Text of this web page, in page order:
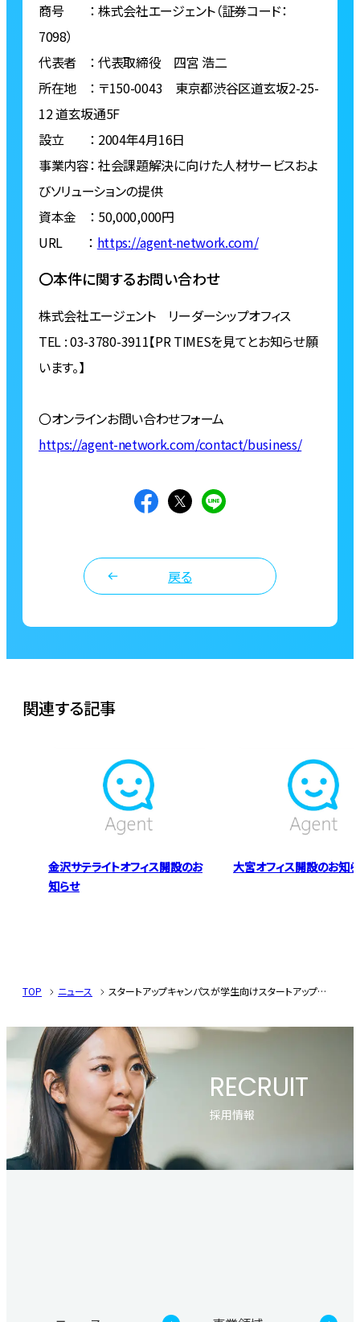
商号 ： 株式会社エージェント（証券コード：
7098）
代表者 ： 代表取締役 四宮 浩二
所在地 ： 〒150-0043 東京都渋⾕区道玄坂2-25-
12 道玄坂通5F
設立 ： 2004年4月16日
事業内容： 社会課題解決に向けた人材サービスおよ
びソリューションの提供
資本金 ： 50,000,000円
URL ： https://agent-network.com/
〇本件に関するお問い合わせ
株式会社エージェント リーダーシップオフィス
TEL : 03-3780-3911【PR TIMESを見てとお知らせ願
います。】
〇オンラインお問い合わせフォーム
https://agent-network.com/contact/business/
戻る
関連する記事
金沢サテライトオフィス開設のお
知らせ
大宮オフィス開設のお知
TOP ニュース スタートアップキャンパスが学生向けスタートアップスクール（第2期）を開講＜スタートアップを民主化！誰もが起業できる社会へ向けて起業家育成スクールを開講いたします。SNSで学生たちの成長を応援してください！＞
RECRUIT
採用情報